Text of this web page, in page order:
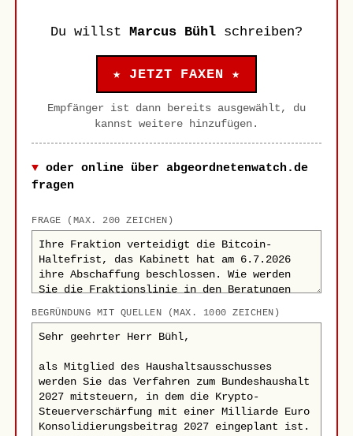
Du willst Marcus Bühl schreiben?
★ JETZT FAXEN ★
Empfänger ist dann bereits ausgewählt, du
kannst weitere hinzufügen.
oder online über abgeordnetenwatch.de
fragen
FRAGE (MAX. 200 ZEICHEN)
BEGRÜNDUNG MIT QUELLEN (MAX. 1000 ZEICHEN)